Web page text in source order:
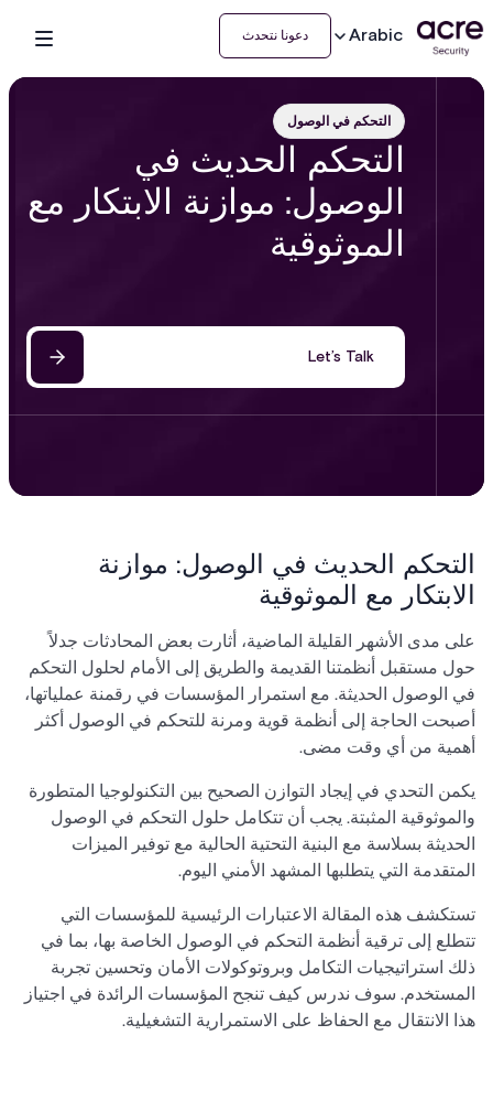
Arabic دعونا نتحدث
التحكم في الوصول
التحكم الحديث في
الوصول: موازنة الابتكار مع
الموثوقية
Let’s Talk
التحكم الحديث في الوصول: موازنة
الابتكار مع الموثوقية
على مدى الأشهر القليلة الماضية، أثارت بعض المحادثات جدلاً
حول مستقبل أنظمتنا القديمة والطريق إلى الأمام لحلول التحكم
في الوصول الحديثة. مع استمرار المؤسسات في رقمنة عملياتها،
أصبحت الحاجة إلى أنظمة قوية ومرنة للتحكم في الوصول أكثر
أهمية من أي وقت مضى.
يكمن التحدي في إيجاد التوازن الصحيح بين التكنولوجيا المتطورة
والموثوقية المثبتة. يجب أن تتكامل حلول التحكم في الوصول
الحديثة بسلاسة مع البنية التحتية الحالية مع توفير الميزات
المتقدمة التي يتطلبها المشهد الأمني اليوم.
تستكشف هذه المقالة الاعتبارات الرئيسية للمؤسسات التي
تتطلع إلى ترقية أنظمة التحكم في الوصول الخاصة بها، بما في
ذلك استراتيجيات التكامل وبروتوكولات الأمان وتحسين تجربة
المستخدم. سوف ندرس كيف تنجح المؤسسات الرائدة في اجتياز
هذا الانتقال مع الحفاظ على الاستمرارية التشغيلية.